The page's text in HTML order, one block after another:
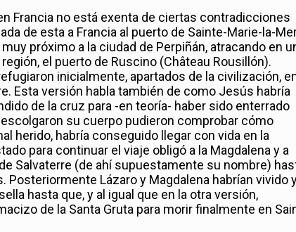
Francia no está exenta de ciertas contradicciones
de esta a Francia al puerto de Sainte-Marie-la-
próximo a la ciudad de Perpiñán, atracando en
el puerto de Ruscino (Château Rousillón).
inicialmente, apartados de la civilización,
Esta versión habla también de como Jesús habría
de la cruz para -en teoría- haber sido enterrado
su cuerpo pudieron comprobar cómo
herido, habría conseguido llegar con vida en la
para continuar el viaje obligó a la Magdalena y a
Salvaterre (de ahí supuestamente su nombre)
Lázaro y Magdalena habrían vivido
hasta que, y al igual que en la otra versión,
de la Santa Gruta para morir finalmente en